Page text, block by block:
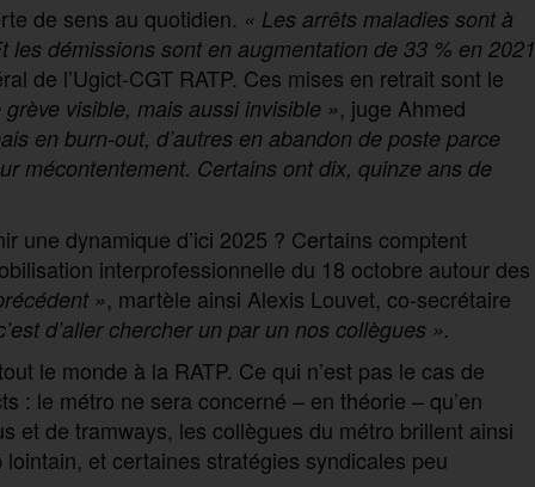
de sens au quotidien. « Les arrêts maladies sont à
les démissions sont en augmentation de 33 % en 2021
de l’Ugict-CGT RATP. Ces mises en retrait sont le
grève visible, mais aussi invisible », juge Ahmed
en burn-out, d’autres en abandon de poste parce
mécontentement. Certains ont dix, quinze ans de
une dynamique d’ici 2025 ? Certains comptent
interprofessionnelle du 18 octobre autour des
», martèle ainsi Alexis Louvet, co-secrétaire
d’aller chercher un par un nos collègues ».
le monde à la RATP. Ce qui n’est pas le cas de
: le métro ne sera concerné – en théorie – qu’en
et de tramways, les collègues du métro brillent ainsi
et certaines stratégies syndicales peu